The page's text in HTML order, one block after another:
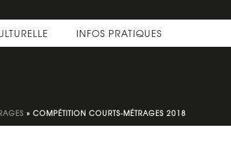
INFOS PRATIQUES
» COMPÉTITION COURTS-MÉTRAGES 2018